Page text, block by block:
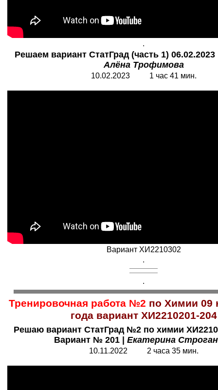
.
Решаем вариант СтатГрад (часть 1)
Алёна Трофимова
10.02.2023 1 час 41 мин.
Вариант ХИ2210302
.
.
Тренировочная работа №2 по Химии 09
года вариант ХИ2210201-204
Решаю вариант СтатГрад №2 по химии
Вариант № 201 | Екатерина
10.11.2022 2 часа 35 мин.